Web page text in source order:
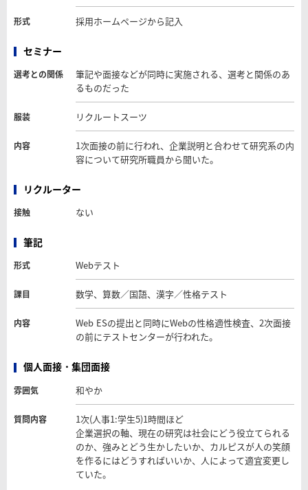
形式 採用ホームページから記入
セミナー
選考との関係
筆記や面接などが同時に実施される、選考と関係のあ
るものだった
服装 リクルートスーツ
内容
1次面接の前に行われ、企業説明と合わせて研究系の内
容について研究所職員から聞いた。
リクルーター
接触 ない
筆記
形式 Webテスト
課目 数学、算数／国語、漢字／性格テスト
内容
Web ESの提出と同時にWebの性格適性検査、2次面接
の前にテストセンターが行われた。
個人面接・集団面接
雰囲気 和やか
質問内容
1次(人事1:学生5)1時間ほど
企業選択の軸、現在の研究は社会にどう役立てられる
のか、強みとどう生かしたいか、カルピスが人の笑顔
を作るにはどうすればいいか、人によって適宜変更し
ていた。